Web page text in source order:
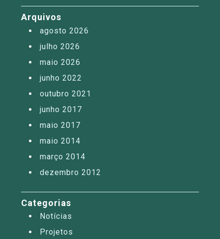
Arquivos
agosto 2026
julho 2026
maio 2026
junho 2022
outubro 2021
junho 2017
maio 2017
maio 2014
março 2014
dezembro 2012
Categorias
Notícias
Projetos